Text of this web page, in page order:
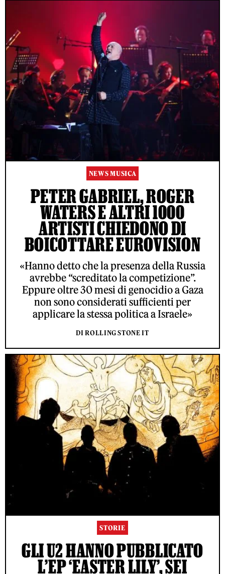
NEWS MUSICA
PETER GABRIEL, ROGER
WATERS E ALTRI 1000
ARTISTI CHIEDONO DI
BOICOTTARE EUROVISION
«Hanno detto che la presenza della Russia
avrebbe “screditato la competizione”.
Eppure oltre 30 mesi di genocidio a Gaza
non sono considerati sufficienti per
applicare la stessa politica a Israele»
DI ROLLING STONE IT
STORIE
GLI U2 HANNO PUBBLICATO
L’EP ‘EASTER LILY’, SEI